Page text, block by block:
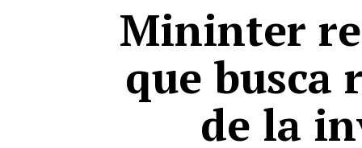
Mininter
que busca
de la